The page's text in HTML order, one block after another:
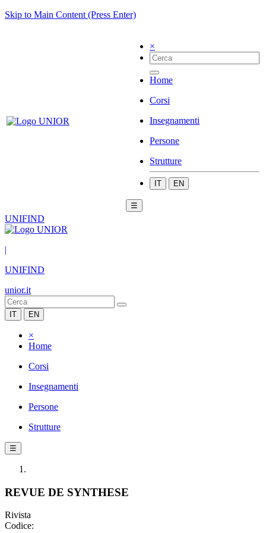
Skip to Main Content (Press Enter)
×
Home
Corsi
Insegnamenti
Persone
Strutture
IT EN
☰
UNIFIND
|
UNIFIND
unior.it
IT EN
×
Home
Corsi
Insegnamenti
Persone
Strutture
☰
REVUE DE SYNTHESE
Rivista
Codice: